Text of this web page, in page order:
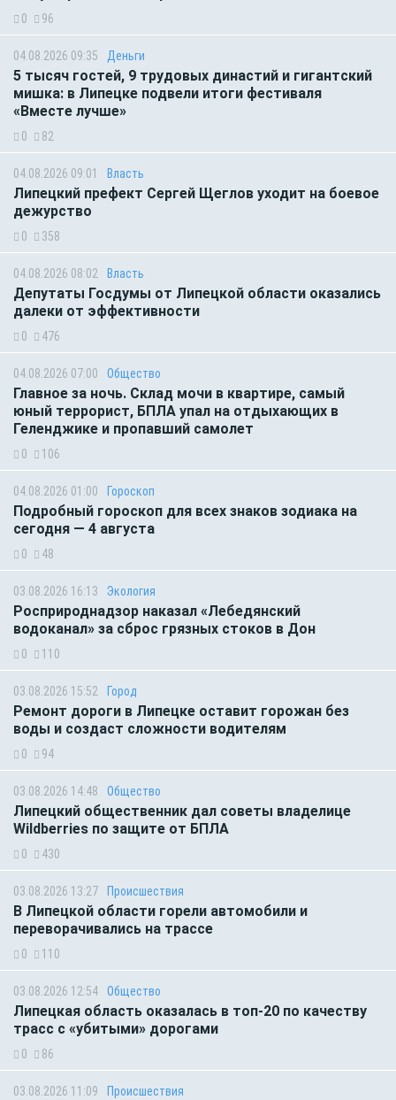
0 96
04.08.2026 09:35 Деньги
5 тысяч гостей, 9 трудовых династий и гигантский
мишка: в Липецке подвели итоги фестиваля
«Вместе лучше»
0 82
04.08.2026 09:01 Власть
Липецкий префект Сергей Щеглов уходит на боевое
дежурство
0 358
04.08.2026 08:02 Власть
Депутаты Госдумы от Липецкой области оказались
далеки от эффективности
0 476
04.08.2026 07:00 Общество
Главное за ночь. Склад мочи в квартире, самый
юный террорист, БПЛА упал на отдыхающих в
Геленджике и пропавший самолет
0 106
04.08.2026 01:00 Гороскоп
Подробный гороскоп для всех знаков зодиака на
сегодня — 4 августа
0 48
03.08.2026 16:13 Экология
Росприроднадзор наказал «Лебедянский
водоканал» за сброс грязных стоков в Дон
0 110
03.08.2026 15:52 Город
Ремонт дороги в Липецке оставит горожан без
воды и создаст сложности водителям
0 94
03.08.2026 14:48 Общество
Липецкий общественник дал советы владелице
Wildberries по защите от БПЛА
0 430
03.08.2026 13:27 Происшествия
В Липецкой области горели автомобили и
переворачивались на трассе
0 110
03.08.2026 12:54 Общество
Липецкая область оказалась в топ-20 по качеству
трасс с «убитыми» дорогами
0 86
03.08.2026 11:09 Происшествия